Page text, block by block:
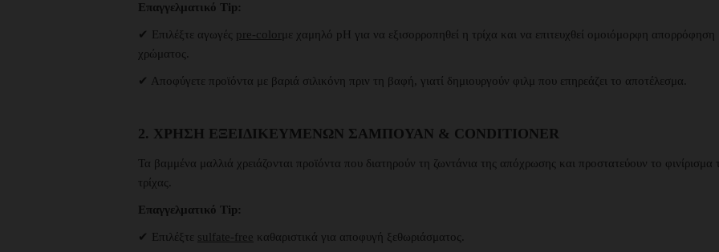
Επαγγελματικό Tip:
✔ Επιλέξτε αγωγές pre-color με χαμηλό pH για να εξισορροπηθεί η τρίχα και να επιτευχθεί ομοιόμορφη απορρόφηση
χρώματος.
✔ Αποφύγετε προϊόντα με βαριά σιλικόνη πριν τη βαφή, γιατί δημιουργούν φιλμ που επηρεάζει το αποτέλεσμα.
2. ΧΡΉΣΗ ΕΞΕΙΔΙΚΕΥΜΈΝΩΝ ΣΑΜΠΟΥΆΝ & CONDITIONER
Τα βαμμένα μαλλιά χρειάζονται προϊόντα που διατηρούν τη ζωντάνια της απόχρωσης και προστατεύουν το φινίρισμα
τρίχας.
Επαγγελματικό Tip:
✔ Επιλέξτε sulfate-free καθαριστικά για αποφυγή ξεθωριάσματος.